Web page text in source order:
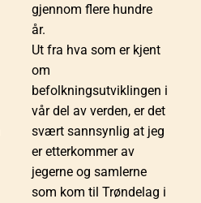
gjennom flere hundre
år.
Ut fra hva som er kjent
om
befolkningsutviklingen i
vår del av verden, er det
svært sannsynlig at jeg
er etterkommer av
jegerne og samlerne
som kom til Trøndelag i